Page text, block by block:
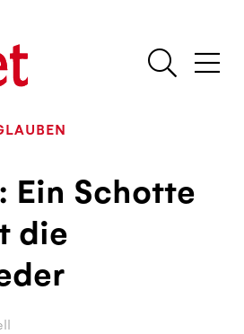
Ein Schotte
die